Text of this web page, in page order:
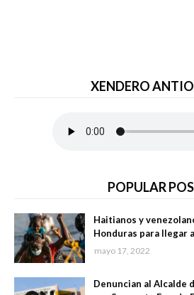
XENDERO
POPULAR
Haitianos y
Honduras para llegar a
mayo 17, 2022
Denuncian al Alcalde